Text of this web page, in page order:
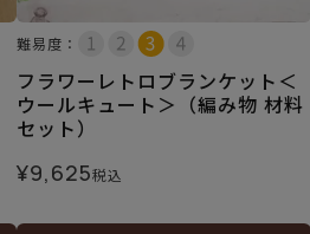
難易度：
フラワーレトロブランケット＜
ウールキュート＞（編み物 材料
セット）
¥9,625税込